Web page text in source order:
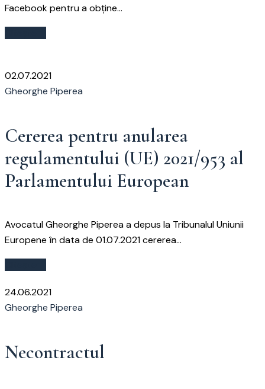
Facebook pentru a obține...
02.07.2021
Gheorghe Piperea
Cererea pentru anularea
regulamentului (UE) 2021/953 al
Parlamentului European
Avocatul Gheorghe Piperea a depus la Tribunalul Uniunii
Europene în data de 01.07.2021 cererea...
24.06.2021
Gheorghe Piperea
Necontractul